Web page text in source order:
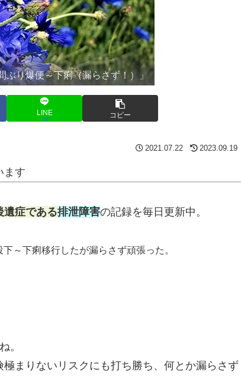
り爆便～下痢（漏らさず！）」
LINE コピー
2021.07.22 2023.09.19
ます
遺症である排泄障害の記録を毎日更新中。
～下痢移行したが漏らさず頑張った。
。
まりないリスクにも打ち勝ち、何とか漏らさず